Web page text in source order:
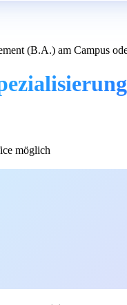
(B.A.) am Campus
möglich